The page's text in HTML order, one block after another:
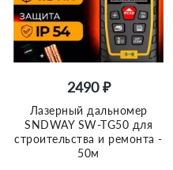
2490 ₽
Лазерный дальномер
SNDWAY SW-TG50 для
строительства и ремонта -
50м